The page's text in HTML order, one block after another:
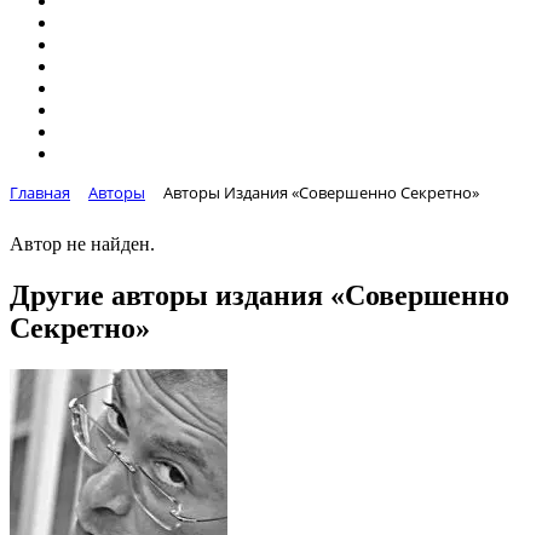
Главная Авторы Авторы Издания «Совершенно Секретно»
Автор не найден.
Другие авторы издания «Совершенно
Секретно»